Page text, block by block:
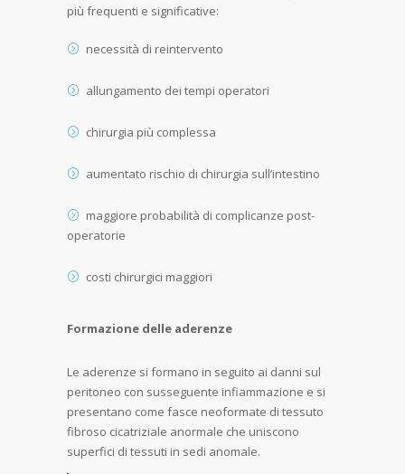
più frequenti e significative:
necessità di reintervento
allungamento dei tempi operatori
chirurgia più complessa
aumentato rischio di chirurgia sull’intestino
maggiore probabilità di complicanze post-
operatorie
costi chirurgici maggiori
Formazione delle aderenze
Le aderenze si formano in seguito ai danni sul
peritoneo con susseguente infiammazione e si
presentano come fasce neoformate di tessuto
fibroso cicatriziale anormale che uniscono
superfici di tessuti in sedi anomale.